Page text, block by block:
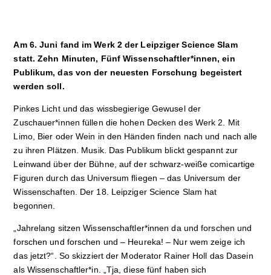
Am 6. Juni fand im Werk 2 der Leipziger Science Slam
statt. Zehn Minuten, Fünf Wissenschaftler*innen, ein
Publikum, das von der neuesten Forschung begeistert
werden soll.
Pinkes Licht und das wissbegierige Gewusel der
Zuschauer*innen füllen die hohen Decken des Werk 2. Mit
Limo, Bier oder Wein in den Händen finden nach und nach alle
zu ihren Plätzen. Musik. Das Publikum blickt gespannt zur
Leinwand über der Bühne, auf der schwarz-weiße comicartige
Figuren durch das Universum fliegen – das Universum der
Wissenschaften. Der 18. Leipziger Science Slam hat
begonnen.
„Jahrelang sitzen Wissenschaftler*innen da und forschen und
forschen und forschen und – Heureka! – Nur wem zeige ich
das jetzt?“. So skizziert der Moderator Rainer Holl das Dasein
als Wissenschaftler*in. „Tja, diese fünf haben sich